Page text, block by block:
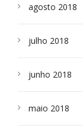
agosto 2018
julho 2018
junho 2018
maio 2018